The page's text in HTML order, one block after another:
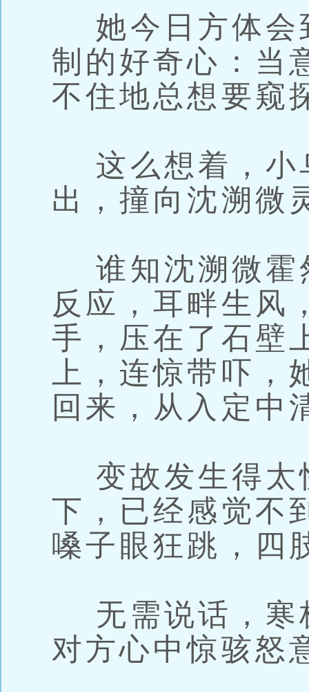
她今日方体会
制的好奇心：当
不住地总想要窥
这么想着，小
出，撞向沈溯微
谁知沈溯微霍
反应，耳畔生风
手，压在了石壁
上，连惊带吓
回来，从入定中
变故发生得太
下，已经感觉不
嗓子眼狂跳，四
无需说话，寒
对方心中惊骇怒